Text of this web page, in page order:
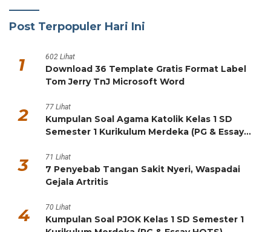
Post Terpopuler Hari Ini
1 602 Lihat
Download 36 Template Gratis Format Label
Tom Jerry TnJ Microsoft Word
2 77 Lihat
Kumpulan Soal Agama Katolik Kelas 1 SD
Semester 1 Kurikulum Merdeka (PG & Essay
3 71 Lihat
7 Penyebab Tangan Sakit Nyeri, Waspadai
Gejala Artritis
4 70 Lihat
Kumpulan Soal PJOK Kelas 1 SD Semester 1